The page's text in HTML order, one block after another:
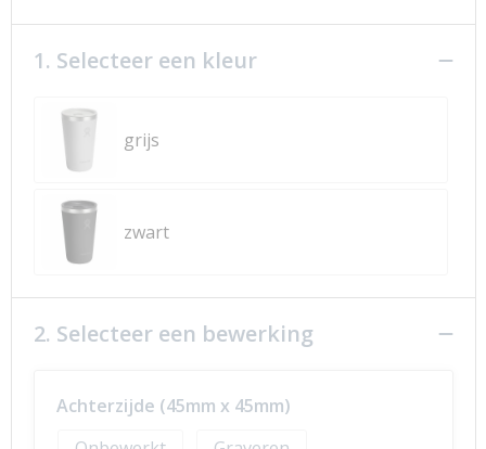
1. Selecteer een kleur
grijs
zwart
2. Selecteer een bewerking
Achterzijde (45mm x 45mm)